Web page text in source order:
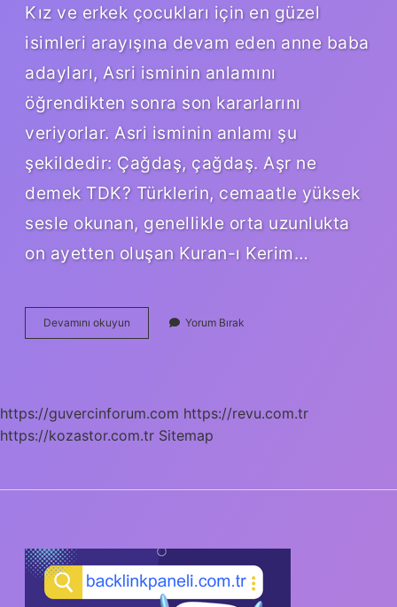
Kız ve erkek çocukları için en güzel
isimleri arayışına devam eden anne baba
adayları, Asri isminin anlamını
öğrendikten sonra son kararlarını
veriyorlar. Asri isminin anlamı şu
şekildedir: Çağdaş, çağdaş. Aşr ne
demek TDK? Türklerin, cemaatle yüksek
sesle okunan, genellikle orta uzunlukta
on ayetten oluşan Kuran-ı Kerim…
Devamını okuyun
Olmak
Yorum Bırak
https://guvercinforum.com https://revu.com.tr
https://kozastor.com.tr Sitemap
SIDEBAR